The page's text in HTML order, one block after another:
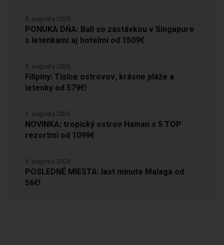
PONUKA DŇA: Bali so zastávkou v Singapure
s letenkami aj hotelmi od 1509€
5. augusta 2026
Filipíny: Tisíce ostrovov, krásne pláže a
letenky od 579€!
5. augusta 2026
NOVINKA: tropický ostrov Hainan s 5 TOP
rezortmi od 1099€
5. augusta 2026
POSLEDNÉ MIESTA: last minute Malaga od
56€!
5. augusta 2026